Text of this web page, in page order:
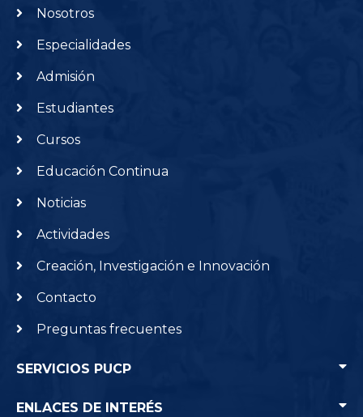
Nosotros
Especialidades
Admisión
Estudiantes
Cursos
Educación Continua
Noticias
Actividades
Creación, Investigación e Innovación
Contacto
Preguntas frecuentes
SERVICIOS PUCP
Punto Edu
ENLACES DE INTERÉS